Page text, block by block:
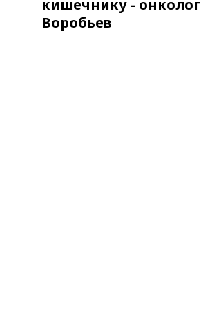
кишечнику - онколог
Воробьев